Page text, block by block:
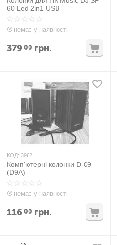
60 Led 2in1 USB
немає у наявності
37900 грн.
КОД: 3962
Комп'ютерні колонки D-09
(D9A)
немає у наявності
11600 грн.